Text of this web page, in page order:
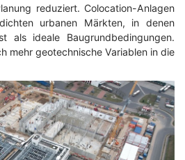
reduziert. Colocation-Anlagen
urbanen Märkten, in denen
als ideale Baugrundbedingungen.
mehr geotechnische Variablen in die